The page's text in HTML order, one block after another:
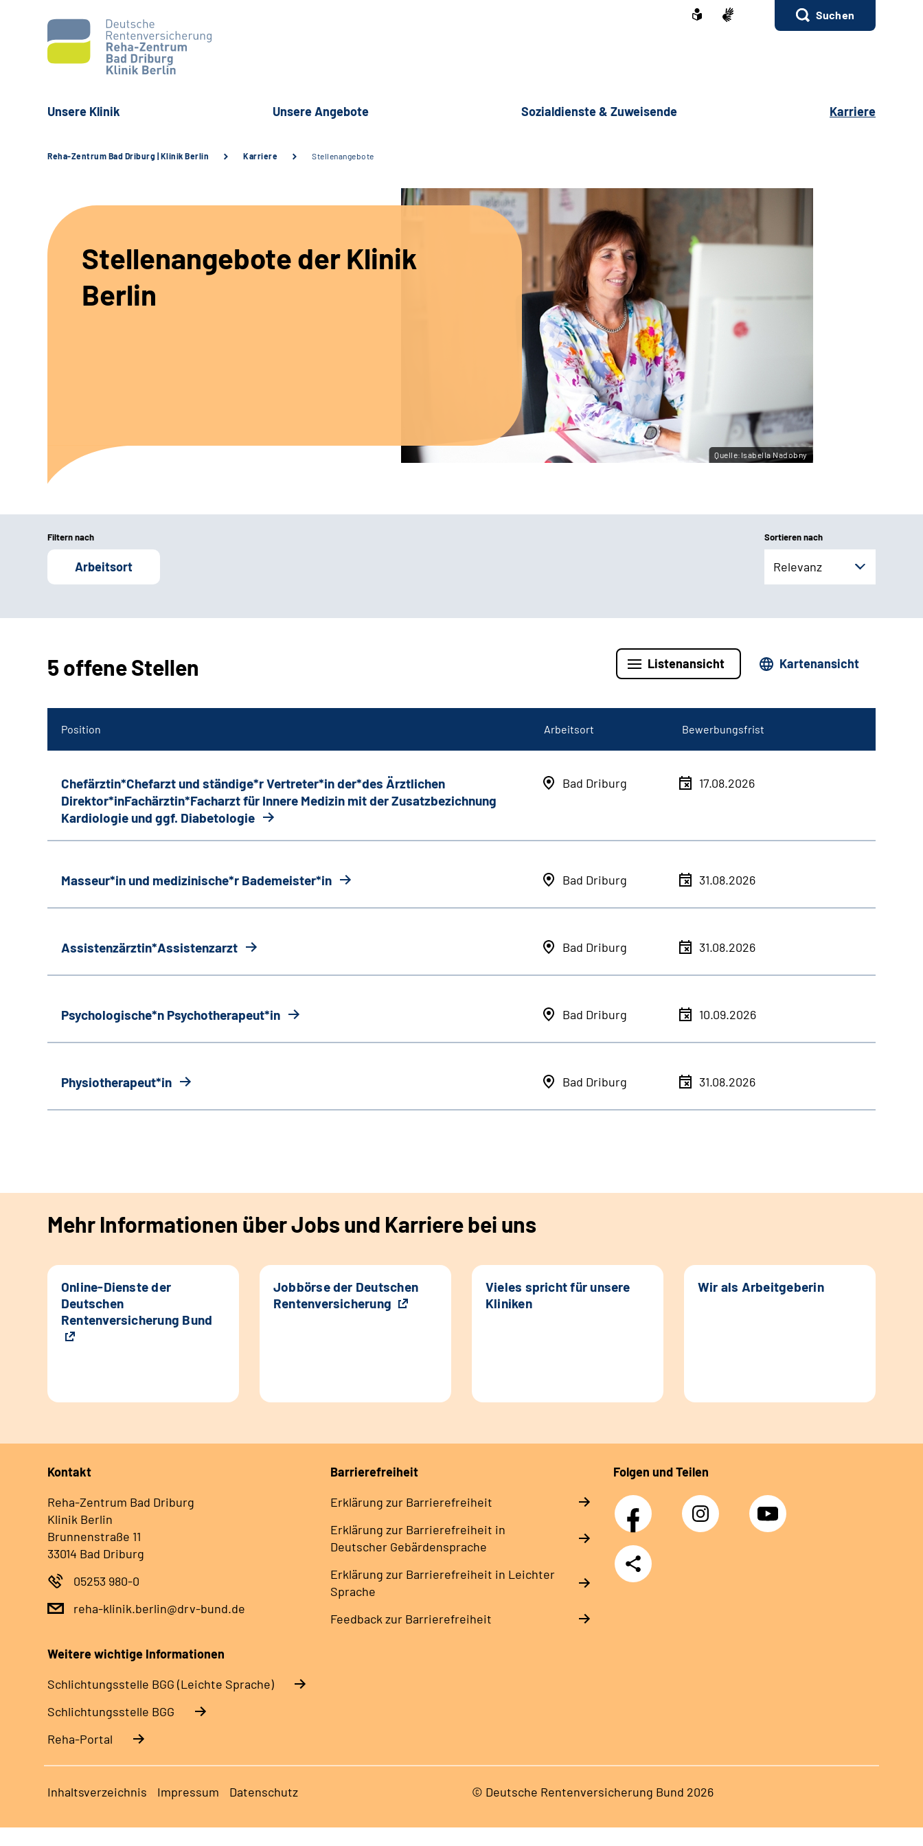
Suchen
Unsere Klinik Unsere Angebote Sozialdienste & Zuweisende Karriere
Reha-Zentrum Bad Driburg | Klinik Berlin Karriere Stellenangebote
Stellenangebote der Klinik
Berlin
Quelle:Isabella Nadobny
Filtern nach
Arbeitsort
Sortieren nach
Relevanz
5 offene Stellen Listenansicht Kartenansicht
Position Arbeitsort Bewerbungsfrist
Chefärztin*Chefarzt und ständige*r Vertreter*in der*des Ärztlichen
Direktor*inFachärztin*Facharzt für Innere Medizin mit der Zusatzbezichnung
Kardiologie und ggf. Diabetologie
Bad Driburg 17.08.2026
Masseur*in und medizinische*r Bademeister*in Bad Driburg 31.08.2026
Assistenzärztin*Assistenzarzt Bad Driburg 31.08.2026
Psychologische*n Psychotherapeut*in Bad Driburg 10.09.2026
Physiotherapeut*in Bad Driburg 31.08.2026
Mehr Informationen über Jobs und Karriere bei uns
Online-Dienste der
Deutschen
Rentenversicherung Bund
Jobbörse der Deutschen
Rentenversicherung
Vieles spricht für unsere
Kliniken
Wir als Arbeitgeberin
Kontakt
Reha-Zentrum Bad Driburg
Klinik Berlin
Brunnenstraße 11
33014 Bad Driburg
05253 980-0
reha-klinik.berlin@drv-bund.de
Barrierefreiheit
Erklärung zur Barrierefreiheit
Erklärung zur Barrierefreiheit in
Deutscher Gebärdensprache
Erklärung zur Barrierefreiheit in Leichter
Sprache
Feedback zur Barrierefreiheit
Folgen und Teilen
Facebook Instagram YouTube
Teilen
Weitere wichtige Informationen
Schlich­tungs­stel­le BGG (Leichte Sprache)
Schlich­tungs­stel­le BGG
Reha-Portal
Inhaltsverzeichnis Impressum Datenschutz © Deutsche Rentenversicherung Bund 2026